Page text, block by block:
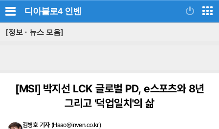
디아블로4 인벤
[정보 · 뉴스 모음]
[MSI]박지선 LCK 글로벌 PD, e스포츠와 8년
그리고 '덕업일치'의 삶
김병호 기자 (Haao@inven.co.kr)